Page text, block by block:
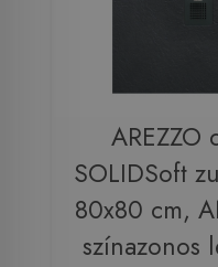
AREZZO
SOLIDSoft
80x80 cm,
színazonos